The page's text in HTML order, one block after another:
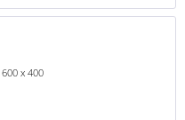
x 400